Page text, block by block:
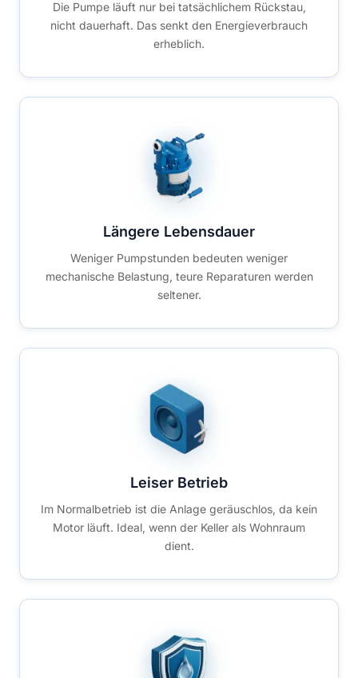
Die Pumpe läuft nur bei tatsächlichem Rückstau,
nicht dauerhaft. Das senkt den Energieverbrauch
erheblich.
Längere Lebensdauer
Weniger Pumpstunden bedeuten weniger
mechanische Belastung, teure Reparaturen werden
seltener.
Leiser Betrieb
Im Normalbetrieb ist die Anlage geräuschlos, da kein
Motor läuft. Ideal, wenn der Keller als Wohnraum
dient.